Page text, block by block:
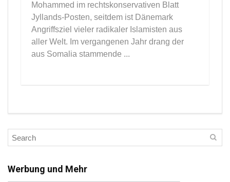
Mohammed im rechtskonservativen Blatt
Jyllands-Posten, seitdem ist Dänemark
Angriffsziel vieler radikaler Islamisten aus
aller Welt. Im vergangenen Jahr drang der
aus Somalia stammende ...
Werbung und Mehr